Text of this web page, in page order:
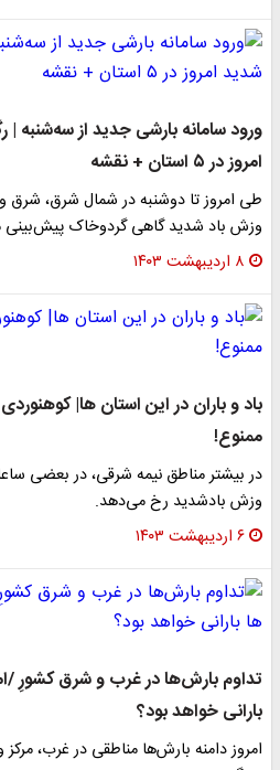
ورود سامانه بارشی جدید از سه‌شنبه |
امروز در ۵ استان + نقشه
طی امروز تا دوشنبه در شمال شرق،
وزش باد شدید گاهی گردوخاک پیش‌بینی
۸ اردیبهشت ۱۴۰۳
باد و باران در این استان ها|
ممنوع!
در بیشتر مناطق نیمه شرقی، در بعضی
وزش بادشدید رخ می‌دهد.
۶ اردیبهشت ۱۴۰۳
تداوم بارش‌ها در غرب و شرق کشورِ /
بارانی خواهد بود؟
امروز دامنه بارش‌ها مناطقی در غرب، مرکز